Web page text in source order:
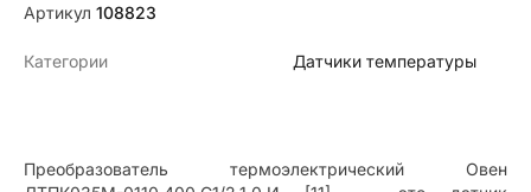
Артикул 108823
Категории Датчики температуры
Преобразователь термоэлектрический Овен